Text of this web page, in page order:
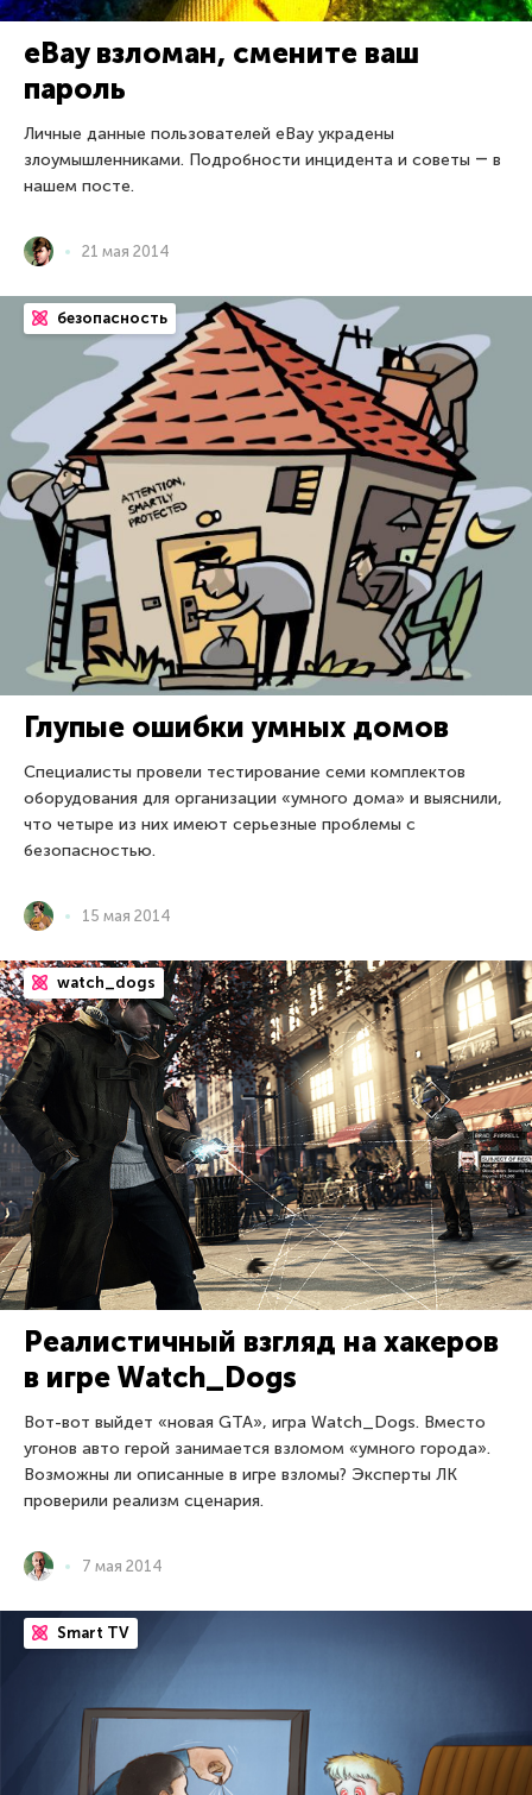
eBay взломан, смените ваш
пароль
Личные данные пользователей eBay украдены
злоумышленниками. Подробности инцидента и советы ― в
нашем посте.
21 мая 2014
безопасность
Глупые ошибки умных домов
Специалисты провели тестирование семи комплектов
оборудования для организации «умного дома» и выяснили,
что четыре из них имеют серьезные проблемы с
безопасностью.
15 мая 2014
watch_dogs
Реалистичный взгляд на хакеров
в игре Watch_Dogs
Вот-вот выйдет «новая GTA», игра Watch_Dogs. Вместо
угонов авто герой занимается взломом «умного города».
Возможны ли описанные в игре взломы? Эксперты ЛК
проверили реализм сценария.
7 мая 2014
Smart TV